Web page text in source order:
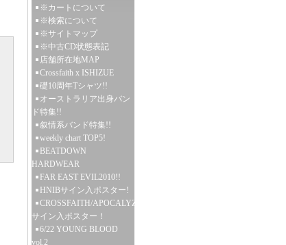
※カートについて
※検索について
※サイトマップ
※中古CD状態表記
店舗所在地MAP
Crossfaith x ISHIZUE
礎10周年Tシャツ!!
オーストラリア出身バン
ド特集!!
叙情系バンド特集!!
weekly chart TOP5!
BEATDOWN
HARDWEAR
FAR EAST EVIL2010!!
HNIBサイン入ポスター!
CROSSFAITH/APOCALYZE
サイン入ポスター！
6/22 YOUNG BLOOD
vol.2